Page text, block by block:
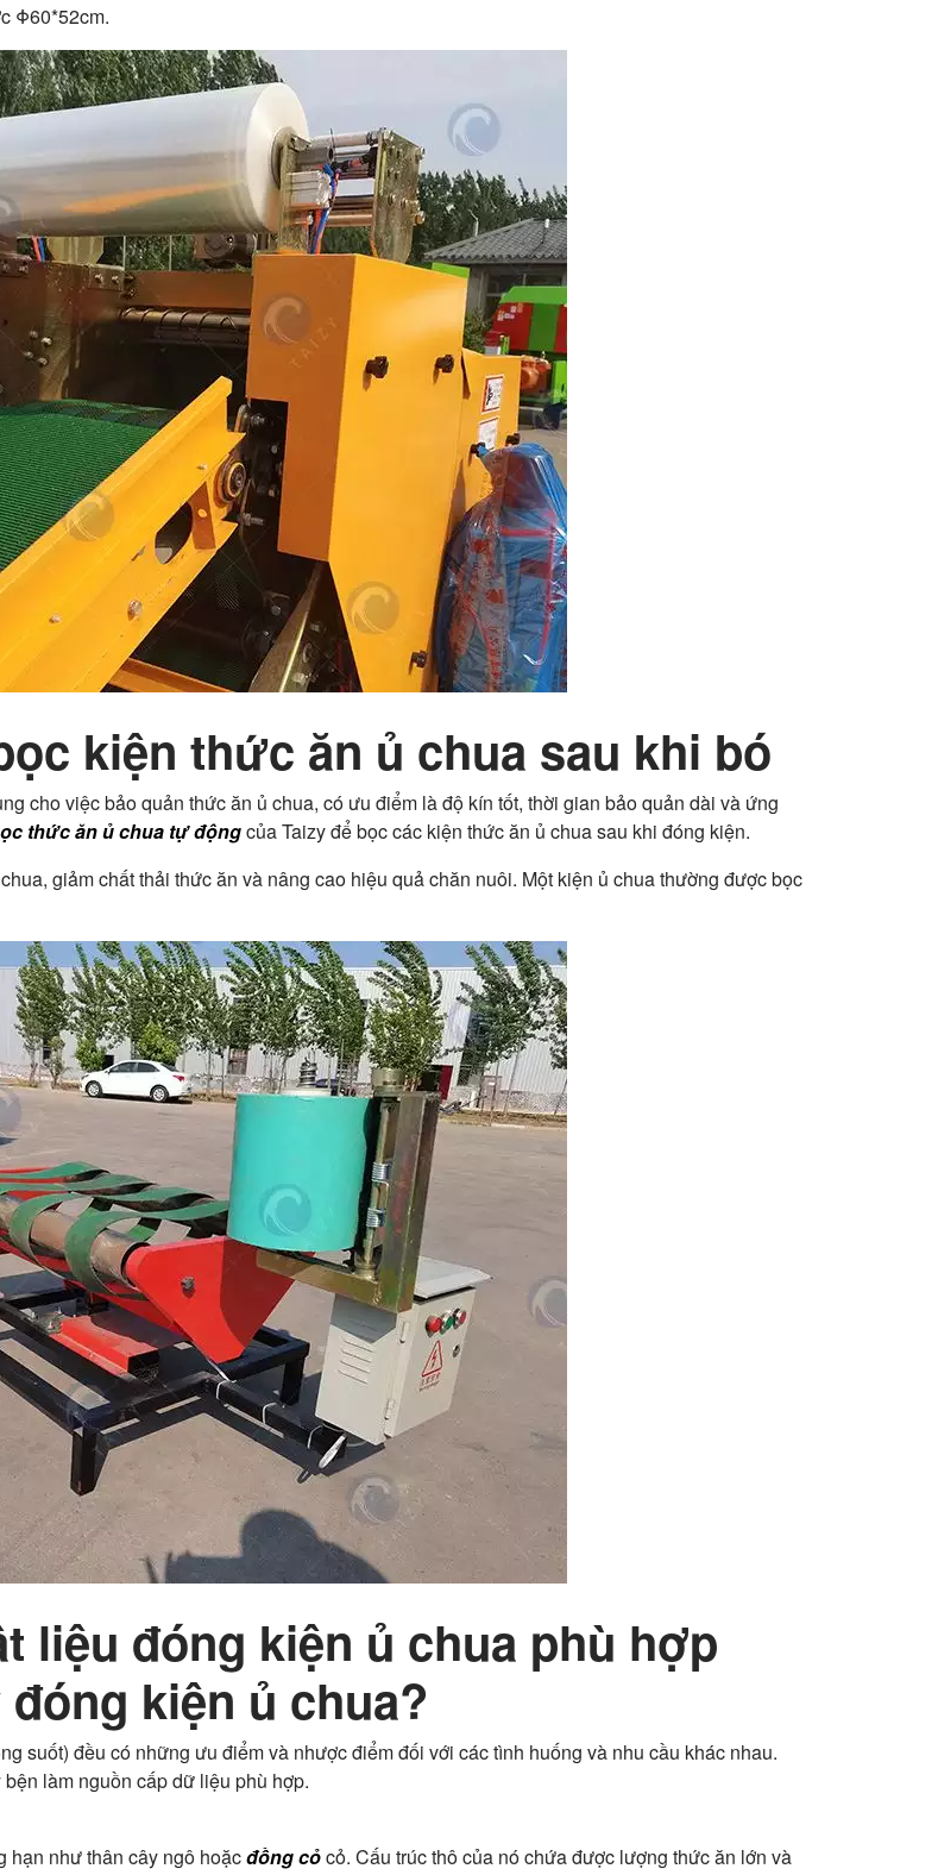
Φ60*52cm.
kiện thức ăn ủ chua sau khi bó
cho việc bảo quản thức ăn ủ chua, có ưu điểm là độ kín tốt, thời gian bảo quản dài và ứng
thức ăn ủ chua tự độngcủa Taizy để bọc các kiện thức ăn ủ chua sau khi đóng kiện.
giảm chất thải thức ăn và nâng cao hiệu quả chăn nuôi. Một kiện ủ chua thường được bọc
liệu đóng kiện ủ chua phù hợp
kiện ủ chua?
suốt) đều có những ưu điểm và nhược điểm đối với các tình huống và nhu cầu khác nhau.
làm nguồn cấp dữ liệu phù hợp.
hạn như thân cây ngô hoặcđồng cỏcỏ. Cấu trúc thô của nó chứa được lượng thức ăn lớn và